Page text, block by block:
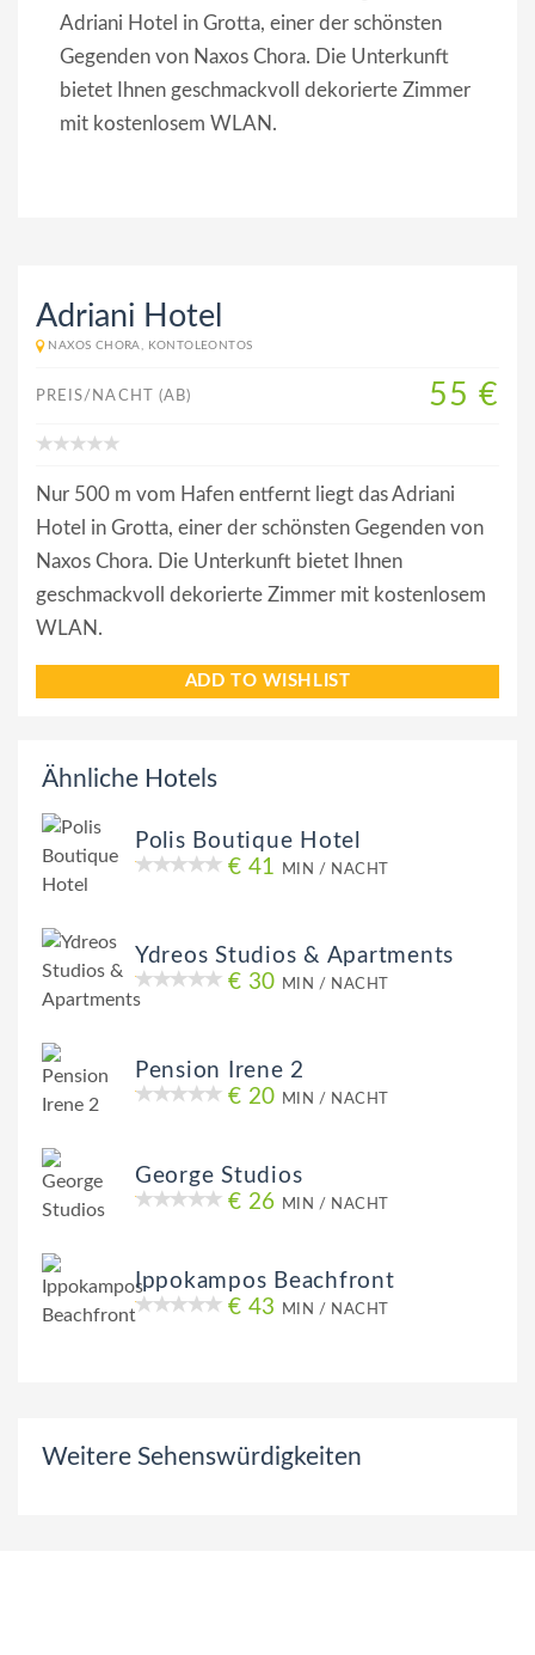
Adriani Hotel in Grotta, einer der schönsten
Gegenden von Naxos Chora. Die Unterkunft
bietet Ihnen geschmackvoll dekorierte Zimmer
mit kostenlosem WLAN.
Adriani Hotel
NAXOS CHORA, KONTOLEONTOS
PREIS/NACHT (AB) 55 €
Nur 500 m vom Hafen entfernt liegt das Adriani
Hotel in Grotta, einer der schönsten Gegenden von
Naxos Chora. Die Unterkunft bietet Ihnen
geschmackvoll dekorierte Zimmer mit kostenlosem
WLAN.
ADD TO WISHLIST
Ähnliche Hotels
Polis Boutique Hotel
€ 41
MIN / NACHT
Ydreos Studios & Apartments
€ 30 MIN / NACHT
Pension Irene 2
€ 20 MIN / NACHT
George Studios
€ 26 MIN / NACHT
Ippokampos Beachfront
€ 43
MIN / NACHT
Weitere Sehenswürdigkeiten